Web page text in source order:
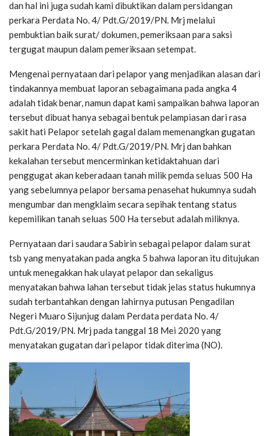
dan hal ini juga sudah kami dibuktikan dalam persidangan
perkara Perdata No. 4/ Pdt.G/2019/PN. Mrj melalui
pembuktian baik surat/ dokumen, pemeriksaan para saksi
tergugat maupun dalam pemeriksaan setempat.
Mengenai pernyataan dari pelapor yang menjadikan alasan dari
tindakannya membuat laporan sebagaimana pada angka 4
adalah tidak benar, namun dapat kami sampaikan bahwa laporan
tersebut dibuat hanya sebagai bentuk pelampiasan dari rasa
sakit hati Pelapor setelah gagal dalam memenangkan gugatan
perkara Perdata No. 4/ Pdt.G/2019/PN. Mrj dan bahkan
kekalahan tersebut mencerminkan ketidaktahuan dari
penggugat akan keberadaan tanah milik pemda seluas 500 Ha
yang sebelumnya pelapor bersama penasehat hukumnya sudah
mengumbar dan mengklaim secara sepihak tentang status
kepemilikan tanah seluas 500 Ha tersebut adalah miliknya.
Pernyataan dari saudara Sabirin sebagai pelapor dalam surat
tsb yang menyatakan pada angka 5 bahwa laporan itu ditujukan
untuk menegakkan hak ulayat pelapor dan sekaligus
menyatakan bahwa lahan tersebut tidak jelas status hukumnya
sudah terbantahkan dengan lahirnya putusan Pengadilan
Negeri Muaro Sijunjug dalam Perdata perdata No. 4/
Pdt.G/2019/PN. Mrj pada tanggal 18 Mei 2020 yang
menyatakan gugatan dari pelapor tidak diterima (NO).